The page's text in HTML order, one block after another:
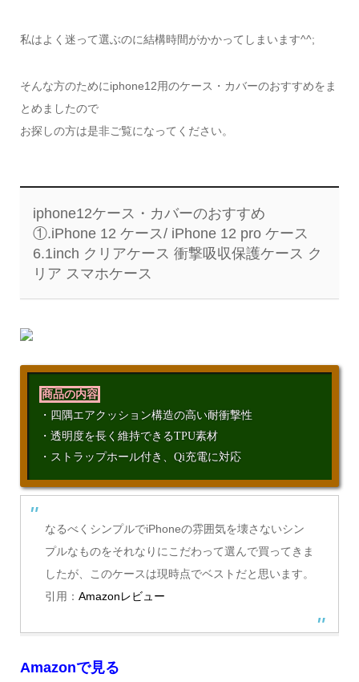
私はよく迷って選ぶのに結構時間がかかってしまいます^^;
そんな方のためにiphone12用のケース・カバーのおすすめをま
とめましたので
お探しの方は是非ご覧になってください。
iphone12ケース・カバーのおすすめ
①.iPhone 12 ケース/ iPhone 12 pro ケース
6.1inch クリアケース 衝撃吸収保護ケース ク
リア スマホケース
商品の内容
・四隅エアクッション構造の高い耐衝撃性
・透明度を長く維持できるTPU素材
・ストラップホール付き、Qi充電に対応
なるべくシンプルでiPhoneの雰囲気を壊さないシン
プルなものをそれなりにこだわって選んで買ってきま
したが、このケースは現時点でベストだと思います。
引用： Amazonレビュー
Amazonで見る